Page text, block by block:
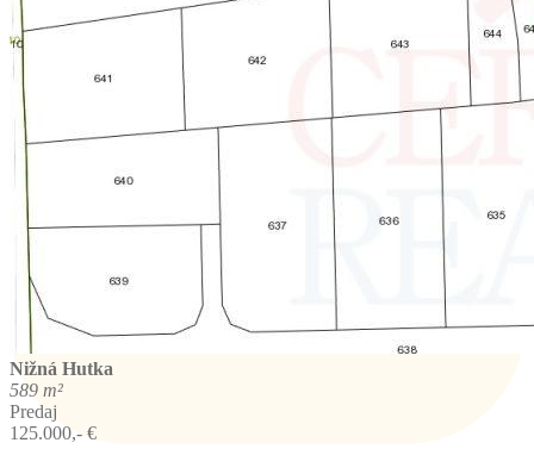
Nižná Hutka
589 m²
Predaj
125.000,- €